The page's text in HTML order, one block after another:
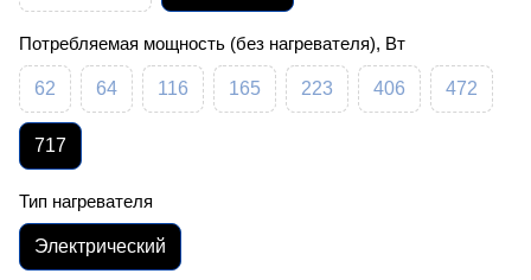
Потребляемая мощность (без нагревателя), Вт
62 64 116 165 223 406 472
717
Тип нагревателя
Электрический